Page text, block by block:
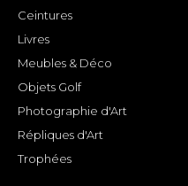
Ceintures
Livres
Meubles & Déco
Objets Golf
Photographie d'Art
Répliques d'Art
Trophées